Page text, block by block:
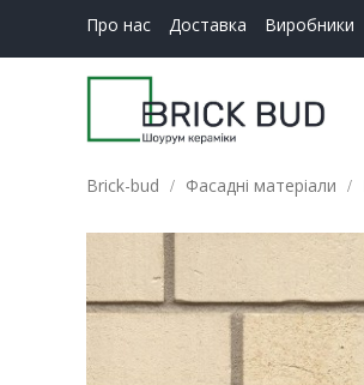
Про нас Доставка Виробники
Brick-bud Фасадні матеріали